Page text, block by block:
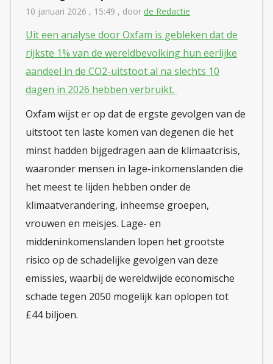
10 januari 2026 , 15:49 , door de Redactie
Uit een analyse door Oxfam is gebleken dat de
rijkste 1% van de wereldbevolking hun eerlijke
aandeel in de CO2-uitstoot al na slechts 10
dagen in 2026 hebben verbruikt.
Oxfam wijst er op datde ergste gevolgen van de
uitstoot ten laste komen van degenen die het
minst hadden bijgedragen aan de klimaatcrisis,
waaronder mensen in lage-inkomenslanden die
het meest te lijden hebben onder de
klimaatverandering, inheemse groepen,
vrouwen en meisjes. Lage- en
middeninkomenslanden lopen het grootste
risico op de schadelijke gevolgen van deze
emissies, waarbij de wereldwijde economische
schade tegen 2050 mogelijk kan oplopen tot
£44 biljoen.